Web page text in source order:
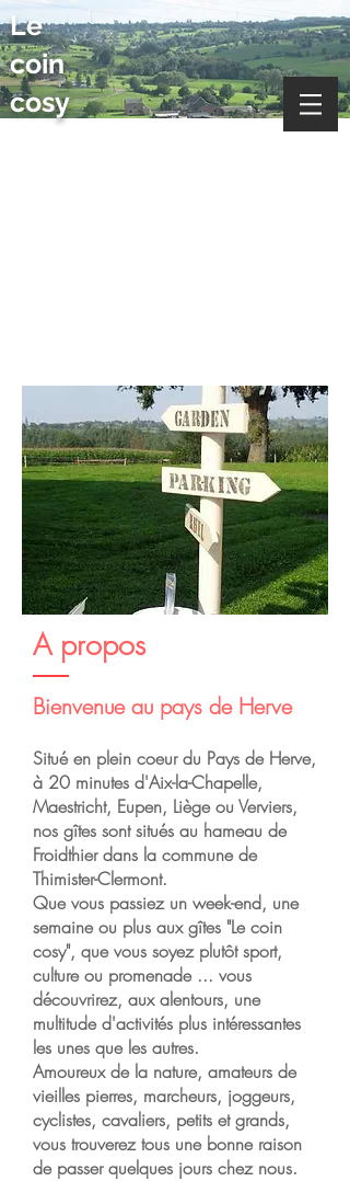
Le
coin
cosy
A propos
Bienvenue au pays de Herve
Situé en plein coeur du Pays de Herve,
à 20 minutes d'Aix-la-Chapelle,
Maestricht, Eupen, Liège ou Verviers,
nos gîtes sont situés au hameau de
Froidthier dans la commune de
Thimister-Clermont.
Que vous passiez un week-end, une
semaine ou plus aux gîtes "Le coin
cosy", que vous soyez plutôt sport,
culture ou promenade ... vous
découvrirez, aux alentours, une
multitude d'activités plus intéressantes
les unes que les autres.
Amoureux de la nature, amateurs de
vieilles pierres, marcheurs, joggeurs,
cyclistes, cavaliers, petits et grands,
vous trouverez tous une bonne raison
de passer quelques jours chez nous.